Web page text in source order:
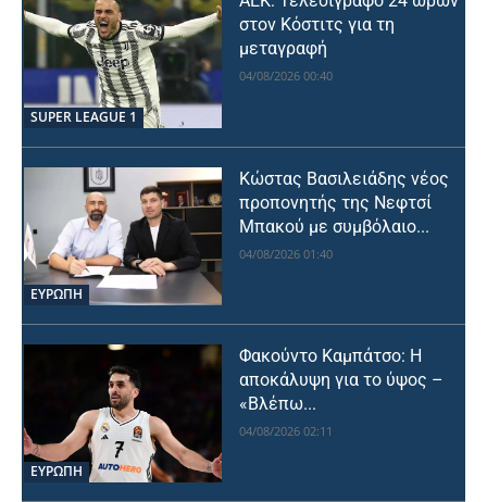
SUPER LEAGUE 1
στον Κόστιτς για τη
μεταγραφή
04/08/2026 00:40
ΕΥΡΩΠΗ
Κώστας Βασιλειάδης νέος
προπονητής της Νεφτσί
Μπακού με συμβόλαιο...
04/08/2026 01:40
ΕΥΡΩΠΗ
Φακούντο Καμπάτσο: Η
αποκάλυψη για το ύψος –
«Βλέπω...
04/08/2026 02:11